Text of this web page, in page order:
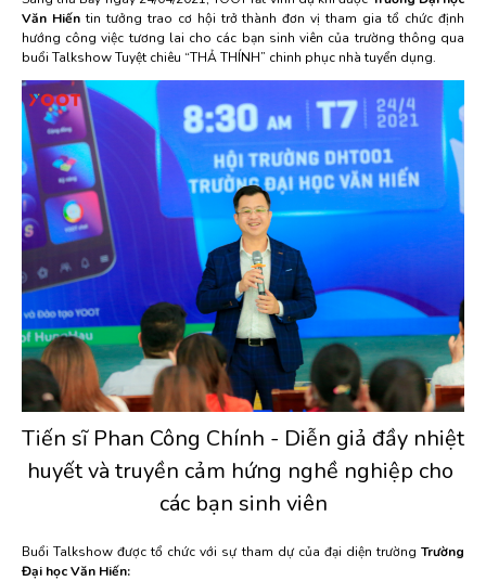
Văn Hiến tin tưởng trao cơ hội trở thành đơn vị tham gia tổ chức định
hướng công việc tương lai cho các bạn sinh viên của trường thông qua
buổi Talkshow Tuyệt chiêu “THẢ THÍNH” chinh phục nhà tuyển dụng.
Tiến sĩ Phan Công Chính - Diễn giả đầy nhiệt
huyết và truyền cảm hứng nghề nghiệp cho
các bạn sinh viên
Buổi Talkshow được tổ chức với sự tham dự của đại diện trường Trường
Đại học Văn Hiến: